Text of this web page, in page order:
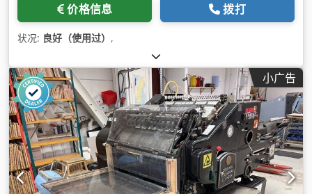
价格信息 拨打
状况: 良好（使用过） ,
小广告